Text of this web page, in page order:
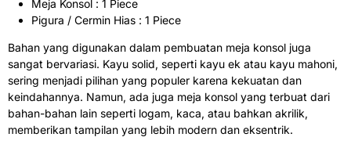
Meja Konsol : 1 Piece
Pigura / Cermin Hias : 1 Piece
Bahan yang digunakan dalam pembuatan meja konsol juga
sangat bervariasi. Kayu solid, seperti kayu ek atau kayu mahoni,
sering menjadi pilihan yang populer karena kekuatan dan
keindahannya. Namun, ada juga meja konsol yang terbuat dari
bahan-bahan lain seperti logam, kaca, atau bahkan akrilik,
memberikan tampilan yang lebih modern dan eksentrik.